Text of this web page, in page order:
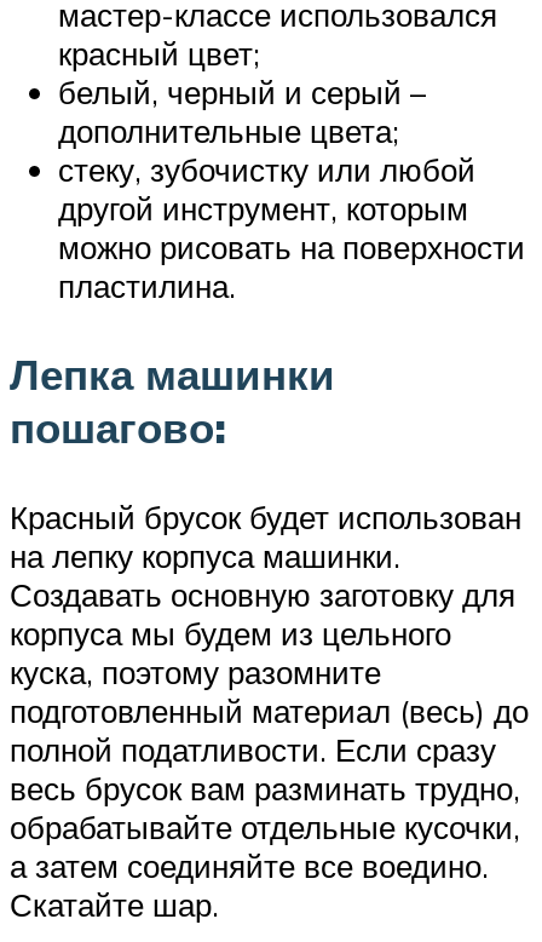
мастер-классе использовался
красный цвет;
белый, черный и серый –
дополнительные цвета;
стеку, зубочистку или любой
другой инструмент, которым
можно рисовать на поверхности
пластилина.
Лепка машинки
пошагово:
Красный брусок будет использован
на лепку корпуса машинки.
Создавать основную заготовку для
корпуса мы будем из цельного
куска, поэтому разомните
подготовленный материал (весь) до
полной податливости. Если сразу
весь брусок вам разминать трудно,
обрабатывайте отдельные кусочки,
а затем соединяйте все воедино.
Скатайте шар.